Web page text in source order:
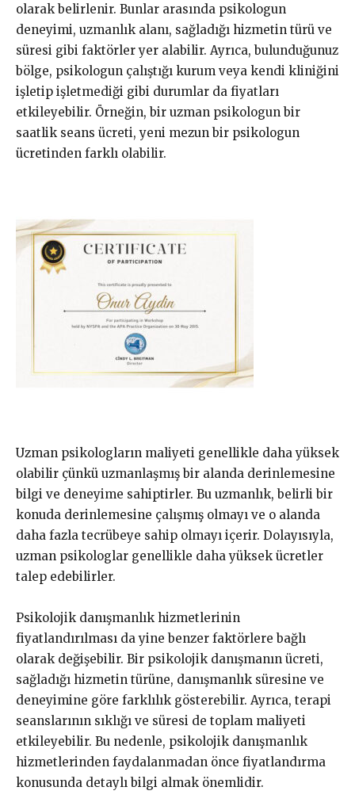
olarak belirlenir. Bunlar arasında psikologun
deneyimi, uzmanlık alanı, sağladığı hizmetin türü ve
süresi gibi faktörler yer alabilir. Ayrıca, bulunduğunuz
bölge, psikologun çalıştığı kurum veya kendi kliniğini
işletip işletmediği gibi durumlar da fiyatları
etkileyebilir. Örneğin, bir uzman psikologun bir
saatlik seans ücreti, yeni mezun bir psikologun
ücretinden farklı olabilir.
Uzman psikologların maliyeti genellikle daha yüksek
olabilir çünkü uzmanlaşmış bir alanda derinlemesine
bilgi ve deneyime sahiptirler. Bu uzmanlık, belirli bir
konuda derinlemesine çalışmış olmayı ve o alanda
daha fazla tecrübeye sahip olmayı içerir. Dolayısıyla,
uzman psikologlar genellikle daha yüksek ücretler
talep edebilirler.
Psikolojik danışmanlık hizmetlerinin
fiyatlandırılması da yine benzer faktörlere bağlı
olarak değişebilir. Bir psikolojik danışmanın ücreti,
sağladığı hizmetin türüne, danışmanlık süresine ve
deneyimine göre farklılık gösterebilir. Ayrıca, terapi
seanslarının sıklığı ve süresi de toplam maliyeti
etkileyebilir. Bu nedenle, psikolojik danışmanlık
hizmetlerinden faydalanmadan önce fiyatlandırma
konusunda detaylı bilgi almak önemlidir.